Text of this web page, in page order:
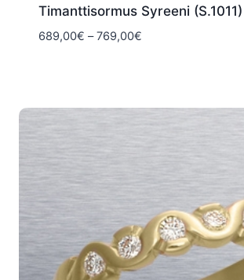
Timanttisormus Syreeni (S.1011)
689,00€ – 769,00€Hintaluokka: